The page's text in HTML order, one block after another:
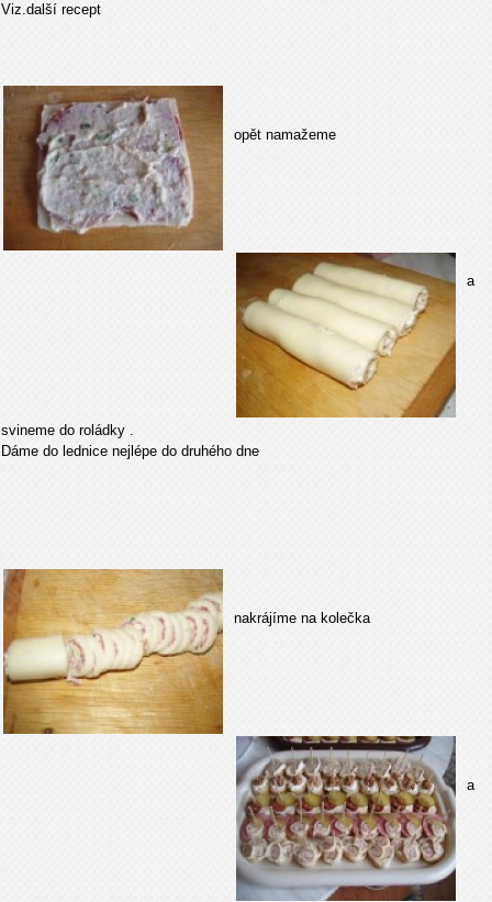
Viz.další recept
opět namažeme
a
svineme do roládky .
Dáme do lednice nejlépe do druhého dne
nakrájíme na kolečka
a